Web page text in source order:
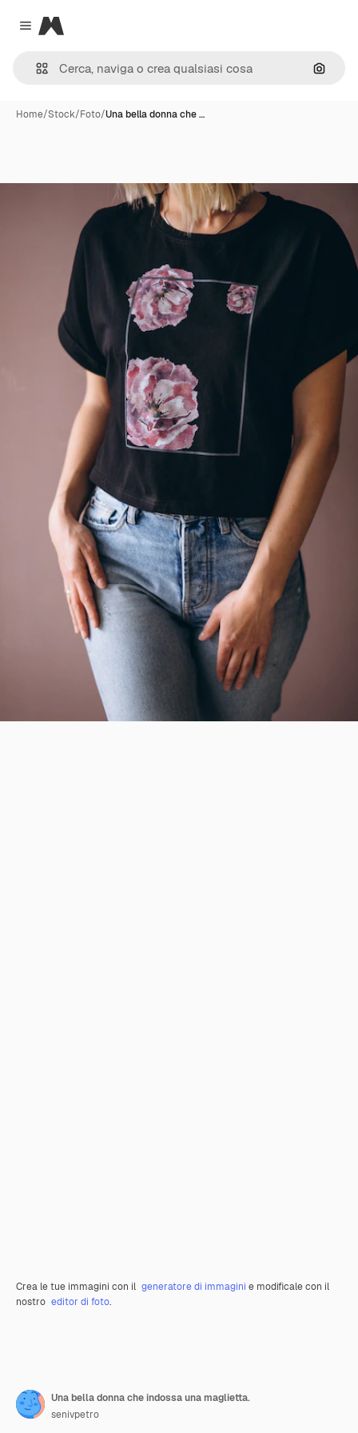
Close menu
Magnific
Cerca
Home/Stock/Foto/Una bella donna che …
Crea le tue immagini con il generatore di immagini e modificale con il
nostro editor di foto.
Una bella donna che indossa una maglietta.
senivpetro